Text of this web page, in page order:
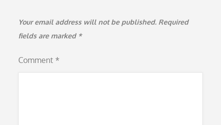
Your email address will not be published. Required
fields are marked *
Comment *